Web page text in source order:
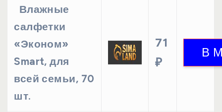
Влажные
салфетки
«Эконом»
Smart, для
всей семьи, 70
шт.
71
₽